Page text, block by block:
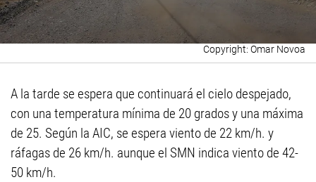
Omar Novoa
A la tarde se espera que continuará el cielo despejado,
con una temperatura mínima de 20 grados y una máxima
de 25. Según la AIC, se espera viento de 22 km/h. y
ráfagas de 26 km/h. aunque el SMN indica viento de 42-
50 km/h.